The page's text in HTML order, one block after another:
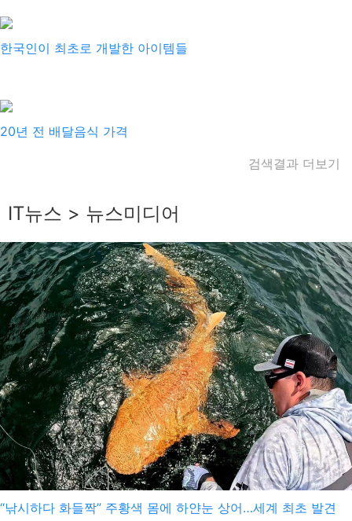
한국인이 최초로 개발한 아이템들
20년 전 배달음식 가격
검색결과 더보기
IT뉴스 > 뉴스미디어
“낚시하다 화들짝” 주황색 몸에 하얀눈 상어…세계 최초 발견